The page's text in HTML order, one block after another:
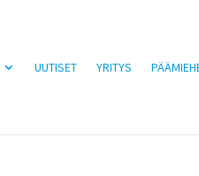
UUTISET YRITYS